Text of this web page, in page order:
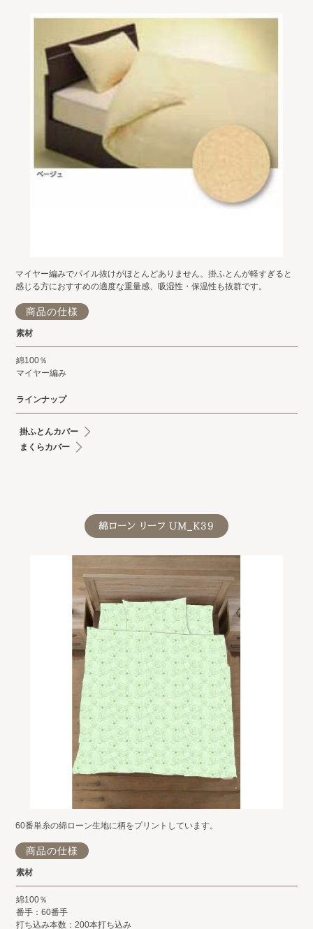
マイヤー編みでパイル抜けがほとんどありません。掛ふとんが軽すぎると
感じる方におすすめの適度な重量感、吸湿性・保温性も抜群です。
商品の仕様
素材
綿100％
マイヤー編み
ラインナップ
掛ふとんカバー
まくらカバー
綿ローン リーフ UM_K39
60番単糸の綿ローン生地に柄をプリントしています。
商品の仕様
素材
綿100％
番手：60番手
打ち込み本数：200本打ち込み